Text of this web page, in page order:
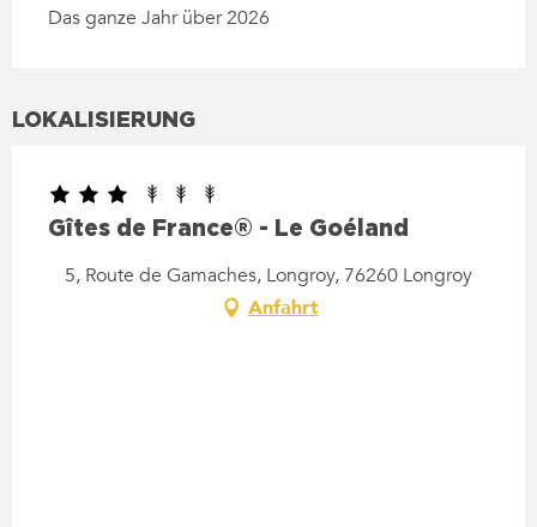
Das ganze Jahr über 2026
LOKALISIERUNG
Gîtes de France® - Le Goéland
5, Route de Gamaches, Longroy, 76260 Longroy
Anfahrt